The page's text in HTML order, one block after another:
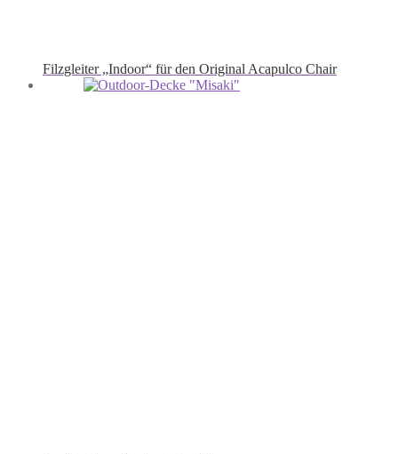
Filzgleiter „Indoor“ für den Original Acapulco Chair